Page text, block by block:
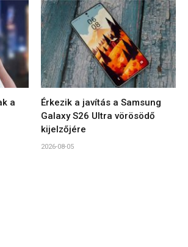
a
Érkezik a javítás a Samsung
Galaxy S26 Ultra vörösödő
kijelzőjére
2026-08-05